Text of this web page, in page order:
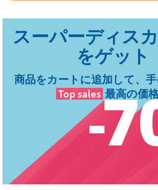
商品をカートに追加して、
Top sales 最高の価